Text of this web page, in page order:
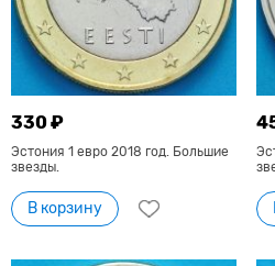
330 ₽
Эстония 1 евро 2018 год. Большие
звезды.
В корзину